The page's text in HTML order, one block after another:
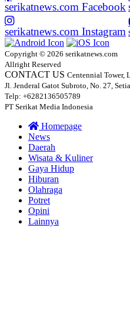
serikatnews.com Facebook
serikatnews.com Instagram
Copyright © 2026 serikatnews.com
Allright Reserved
CONTACT US Centennial Tower,
Jl. Jenderal Gatot Subroto, No. 27,
Telp: +6282136505789
PT Serikat Media Indonesia
Homepage
News
Daerah
Wisata & Kuliner
Gaya Hidup
Hiburan
Olahraga
Potret
Opini
Lainnya